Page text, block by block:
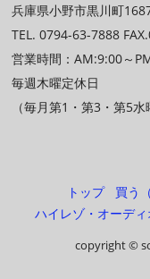
兵庫県小野市黒川町
TEL. 0794-63-7888
営業時間：AM:9:00～
毎週木曜定休日
（毎月第1・第3・第5水
トップ 買う
ハイレゾ・オーディ
copyright ©